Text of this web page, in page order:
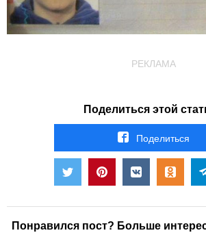
РЕКЛАМА
Поделиться этой
Поделиться
Понравился пост? Больше